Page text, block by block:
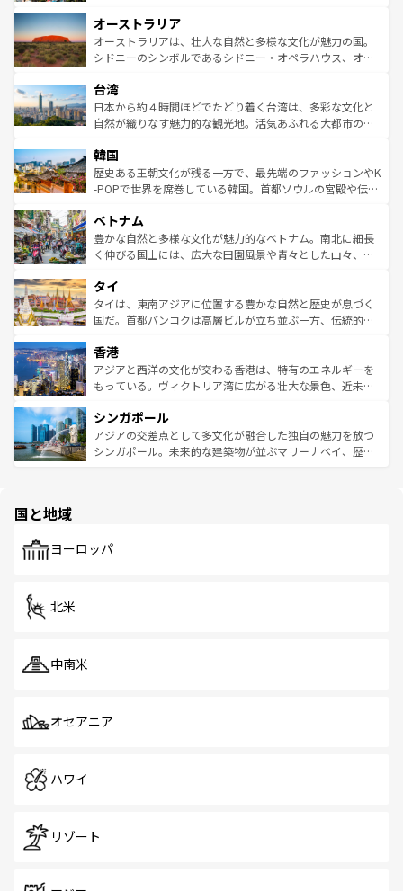
部のニューオーリンズでは、音楽と美食が融合した独特の
文化が魅力。旅行者はアメリカの各地域で異なる魅力を楽
しみながら、その多様性と豊かな歴史を感じることができ
ならではの贅沢な旅のスタイルだ。 なお、新着のアメリカ
情報はコンテンツ一覧を参照してほしい。
ワイ島は見逃せない。また、定番の観光地といえばオアフ
島だが、静かな自然を求めるならマウイ島やカウアイ島が
おすすめ。エメラルドグリーンに輝く海をはじめ、豊かな
れるおもてなしの心で訪れる人々を迎えてくれるハワイの
人々、おいしいローカルフードやハワイアンミュージッ
ク、伝統的なフラダンスなど、すべてがハワイの魅力を彩
ワイを、存分に味わってほしい。 なお、新着のハワイ情報
はコンテンツ一覧を参照してほしい。
オーストラリア
オーストラリアは、壮大な自然と多様な文化が魅力の国。
シドニーのシンボルであるシドニー・オペラハウス、オー
リアリーフや大陸中央部にそびえるウルル（エアーズロッ
ク）、タスマニアの美しい原生林やケアンズの熱帯雨林な
ど、見どころがたくさん。また、カフェやワイン、オージ
いる。アクティビティも充実しており、サーフィンやダイ
ビング、ハイキングなど、アウトドア好きにはたまらな
い。オーストラリアの多彩な魅力を存分に味わいつくそ
参照してほしい。
台湾
日本から約４時間ほどでたどり着く台湾は、多彩な文化と
自然が織りなす魅力的な観光地。活気あふれる大都市の台
ン）、静ひつな山岳地帯である台湾東部など、都市の喧騒
と山間の静けさが共存しており、訪れる人に新しい発見と
驚きをもたらしてくれる。また、奥深い台湾の食文化も魅
容にもいいと評判のスイーツなど、バラエティ豊かな料理
が味わえる。 なお、新着の台湾情報は コンテンツ一覧を参
照してほしい。
韓国
歴史ある王朝文化が残る一方で、最先端のファッションやK
-POPで世界を席巻している韓国。首都ソウルの宮殿や伝統
き、地方に足を延ばせば四季折々の自然美を楽しむことが
できる。そして、キムチや焼肉、絶品のストリートフード
まで、さまざまな韓国料理が待っている。夜には、韓国な
リティに包まれながら、韓国の多彩な魅力を心ゆくまで味
わってみてほしい。 なお、新着の韓国情報はコンテンツ一
覧を参照してほしい。
ベトナム
豊かな自然と多様な文化が魅力的なベトナム。南北に細長
く伸びる国土には、広大な田園風景や青々とした山々、世
急速な発展と共に伝統が息づく。ハノイの古い町並みやホ
ーチミン市のフランス統治時代の建物も、独特の雰囲気を
醸し出している。また、バラエティの豊かさとおいしさで
とつ。フォーやバインミー、ベトナムコーヒーなどは、ぜ
ひ現地で味わいたい。どの地域を訪れてもあたたかい人々
が旅行者を迎えてくれるので、きっと忘れられない旅にな
参照してほしい。
タイ
タイは、東南アジアに位置する豊かな自然と歴史が息づく
国だ。首都バンコクは高層ビルが立ち並ぶ一方、伝統的な
の活気が交差している。北部ではチェンマイなどの山岳地
帯で自然と触れ合い、南部ではプーケットやクラビの美し
いビーチでリゾート気分を楽しむことができる。タイ料理
激する。気候は一年中温暖で、どの季節にも異なる楽しみ
が待っている。親しみやすいタイの人々、仏教を中心とし
た文化、そして多様な観光資源が、訪れる旅人を魅了し続
香港
アジアと西洋の文化が交わる香港は、特有のエネルギーを
もっている。ヴィクトリア湾に広がる壮大な景色、近未来
み、どこを訪れても感動するはず。観光スポットが密集し
ており、効率よく見どころを回れるのも魅力。息をのむよ
うな絶景から文化的な体験まで、香港を存分に楽しみ尽く
シンガポール
アジアの交差点として多文化が融合した独自の魅力を放つ
シンガポール。未来的な建築物が並ぶマリーナベイ、歴史
で、ホーカーズは地元の風情を楽しめる外せないスポット
国と地域
ヨーロッパ
北米
中南米
オセアニア
ハワイ
リゾート